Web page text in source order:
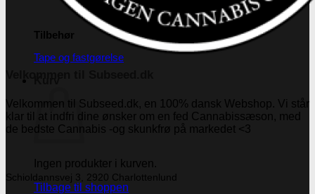
Tilbehør
Tape og fastgørelse
Ingen produkter i kurven.
Tilbage til shoppen
Velkommen til Subseed.dk, en 100% dansk Webshop. Vi står
klar til at indfri dine ønsker om en fed Cannabissæson, med
de bedste Cannabis -og skunkfrø på markedet <3
Schioldannsvej 3, 2920 Charlottenlund